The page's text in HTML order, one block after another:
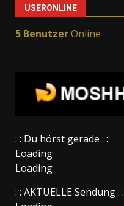
USERONLINE
5 BenutzerOnline
: : Du hörst gerade : :
Loading
Loading
: : AKTUELLE Sendung : :